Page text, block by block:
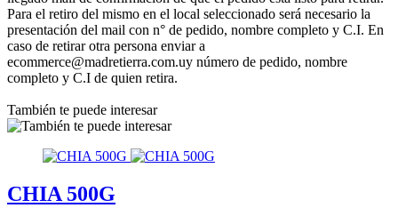
Para el retiro del mismo en el local seleccionado será necesario la
presentación del mail con n° de pedido, nombre completo y C.I. En
caso de retirar otra persona enviar a
ecommerce@madretierra.com.uy número de pedido, nombre
completo y C.I de quien retira.
También te puede interesar
CHIA 500G